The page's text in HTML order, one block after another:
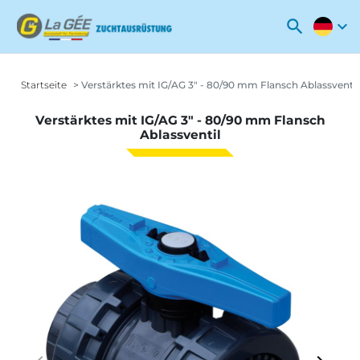
search expand_more
Startseite Verstärktes mit IG/AG 3" - 80/90 mm Flansch Ablassventil
Verstärktes mit IG/AG 3" - 80/90 mm Flansch
Ablassventil